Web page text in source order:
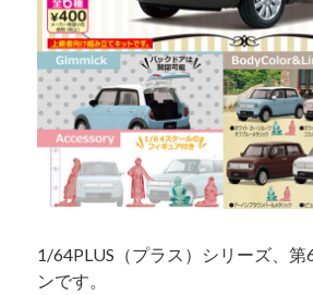
1/64PLUS（プラス）シリーズ、第
ンです。